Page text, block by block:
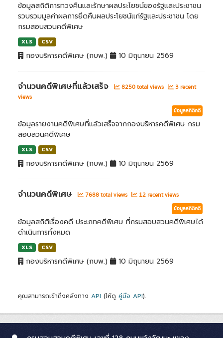
ข้อมูลสถิติการทวงคืนและรักษาผลประโยชน์ของรัฐและประชาชน
รวบรวมมูลค่าผลการยึดคืนผลประโยชน์แก่รัฐและประชาชน โดย
กรมสอบสวนคดีพิเศษ
XLS CSV
กองบริหารคดีพิเศษ (กบพ.) 10 มิถุนายน 2569
จำนวนคดีพิเศษที่แล้วเสร็จ 8250 total views
3 recent
views
ข้อมูลสถิติคดี
ข้อมูลรายงานคดีพิเศษที่แล้วเสร็จจากกองบริหารคดีพิเศษ กรม
สอบสวนคดีพิเศษ
XLS CSV
กองบริหารคดีพิเศษ (กบพ.) 10 มิถุนายน 2569
จำนวนคดีพิเศษ 7688 total views 12 recent views
ข้อมูลสถิติคดี
ข้อมูลสถิติเรื่องคดี ประเภทคดีพิเศษ ที่กรมสอบสวนคดีพิเศษได้
ดำเนินการทั้งหมด
XLS CSV
กองบริหารคดีพิเศษ (กบพ.) 10 มิถุนายน 2569
คุณสามารถเข้าถึงคลังทาง API (ให้ดู คู่มือ API).